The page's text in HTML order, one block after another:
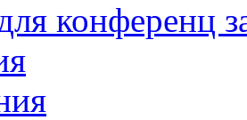
конференц